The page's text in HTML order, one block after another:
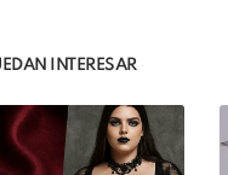
INTERESAR